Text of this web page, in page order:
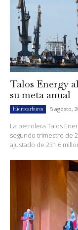
Talos Energy
su meta anual
Hidrocarburos 5 agosto,
La petrolera Talos
segundo trimestre de
ajustado de 231.6